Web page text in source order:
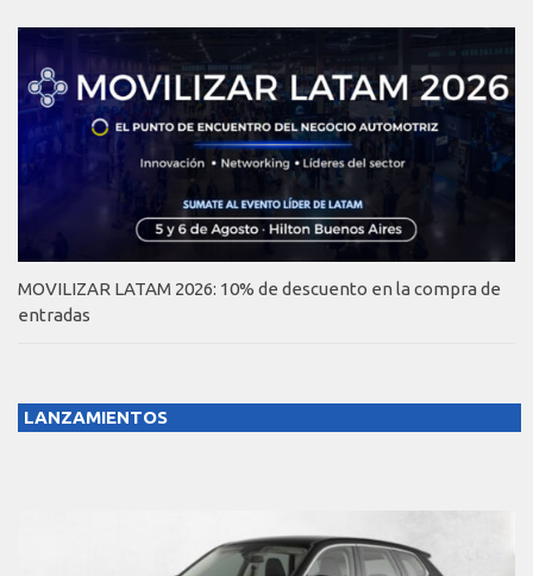
MOVILIZAR LATAM 2026: 10% de descuento en la compra de
entradas
LANZAMIENTOS